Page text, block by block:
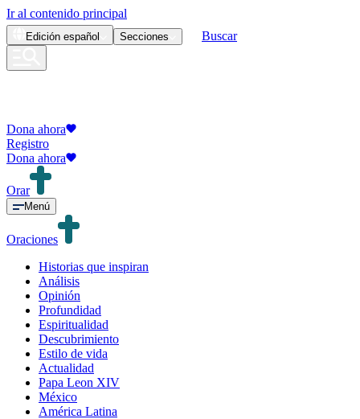
Ir al contenido principal
Edición español Secciones Buscar
Dona ahora
Registro
Dona ahora
Orar
Menú
Oraciones
Historias que inspiran
Análisis
Opinión
Profundidad
Espiritualidad
Descubrimiento
Estilo de vida
Actualidad
Papa Leon XIV
México
América Latina